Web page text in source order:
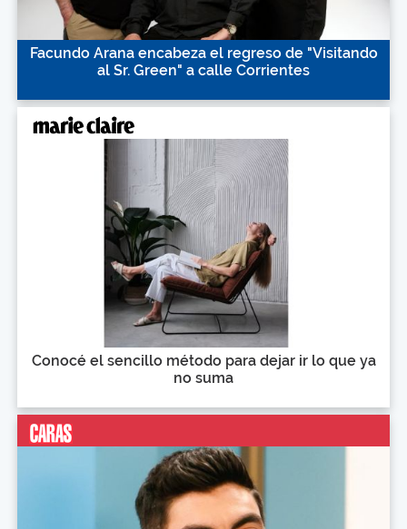
Facundo Arana encabeza el regreso de "Visitando
al Sr. Green" a calle Corrientes
Conocé el sencillo método para dejar ir lo que ya
no suma